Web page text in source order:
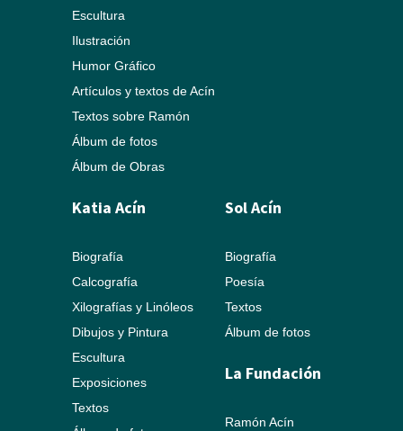
Escultura
Ilustración
Humor Gráfico
Artículos y textos de Acín
Textos sobre Ramón
Álbum de fotos
Álbum de Obras
Katia Acín
Biografía
Calcografía
Xilografías y Linóleos
Dibujos y Pintura
Escultura
Exposiciones
Textos
Sol Acín
Biografía
Poesía
Textos
Álbum de fotos
La Fundación
Ramón Acín